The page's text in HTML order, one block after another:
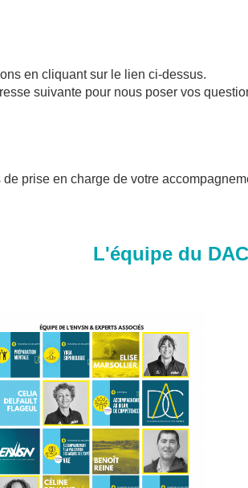
en cliquant sur le lien ci-dessus.
suivante pour nous poser vos
prise en charge de votre
du DAC